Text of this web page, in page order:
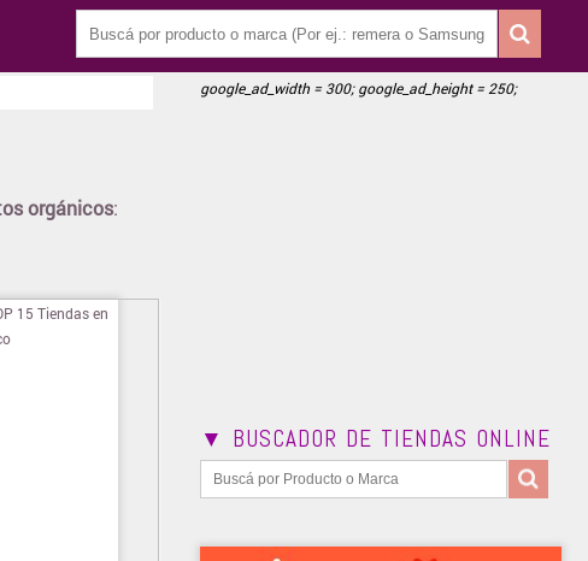
orgánicos:
google_ad_width = 300; google_ad_height = 250;
▼ BUSCADOR DE TIENDAS ONLINE